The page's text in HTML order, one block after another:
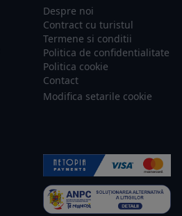
Despre noi
Contract cu turistul
Termene si conditii
Politica de confidentialitate
Politica cookie
Contact
Modifica setarile cookie